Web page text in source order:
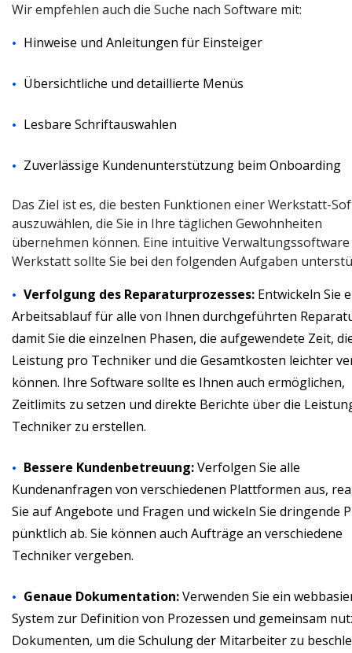
Wir empfehlen auch die Suche nach Software mit:
Hinweise und Anleitungen für Einsteiger
Übersichtliche und detaillierte Menüs
Lesbare Schriftauswahlen
Zuverlässige Kundenunterstützung beim Onboarding
Das Ziel ist es, die besten Funktionen einer Werkstatt-
auszuwählen, die Sie in Ihre täglichen Gewohnheiten
übernehmen können. Eine intuitive
Werkstatt sollte Sie bei den folgenden Aufgaben
Verfolgung des Reparaturprozesses: Entwickeln Sie
Arbeitsablauf für alle von Ihnen durchgeführten
damit Sie die einzelnen Phasen, die aufgewendete Zeit,
Leistung pro Techniker und die Gesamtkosten leichter
können. Ihre Software sollte es Ihnen auch ermöglichen,
Zeitlimits zu setzen und direkte Berichte über die
Techniker zu erstellen.
Bessere Kundenbetreuung:Verfolgen Sie alle
Kundenanfragen von verschiedenen Plattformen aus,
Sie auf Angebote und Fragen und wickeln Sie dringende
pünktlich ab. Sie können auch Aufträge an verschiedene
Techniker vergeben.
Genaue Dokumentation:Verwenden Sie ein
System zur Definition von Prozessen und gemeinsam
Dokumenten, um die Schulung der Mitarbeiter zu